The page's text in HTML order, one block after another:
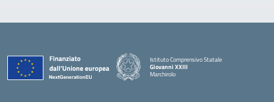
Istituto Comprensivo Statale
Giovanni XXIII
Marchirolo